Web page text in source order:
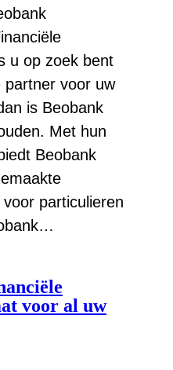
u op zoek bent
partner voor uw
is Beobank
Met hun
Beobank
particulieren
voor al uw